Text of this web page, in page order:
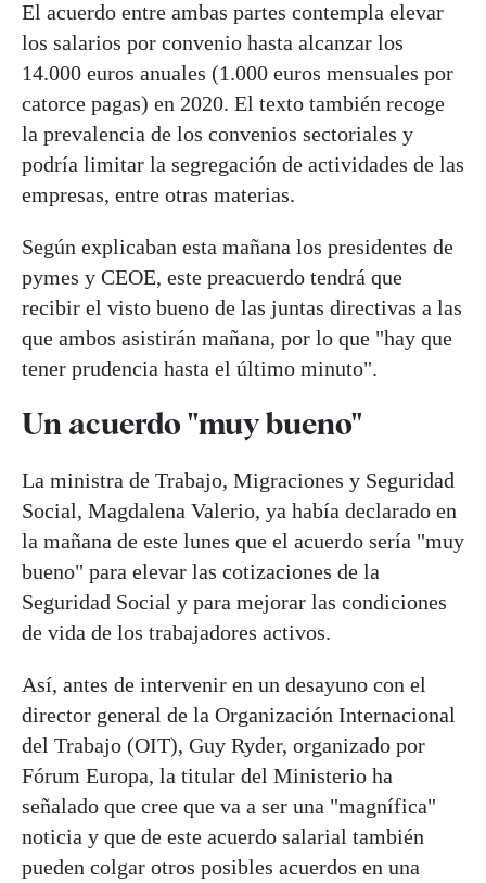
El acuerdo entre ambas partes contempla elevar
los salarios por convenio hasta alcanzar los
14.000 euros anuales (1.000 euros mensuales por
catorce pagas) en 2020. El texto también recoge
la prevalencia de los convenios sectoriales y
podría limitar la segregación de actividades de las
empresas, entre otras materias.
Según explicaban esta mañana los presidentes de
pymes y CEOE, este preacuerdo tendrá que
recibir el visto bueno de las juntas directivas a las
que ambos asistirán mañana, por lo que "hay que
tener prudencia hasta el último minuto".
Un acuerdo "muy bueno"
La ministra de Trabajo, Migraciones y Seguridad
Social, Magdalena Valerio, ya había declarado en
la mañana de este lunes que el acuerdo sería "muy
bueno" para elevar las cotizaciones de la
Seguridad Social y para mejorar las condiciones
de vida de los trabajadores activos.
Así, antes de intervenir en un desayuno con el
director general de la Organización Internacional
del Trabajo (OIT), Guy Ryder, organizado por
Fórum Europa, la titular del Ministerio ha
señalado que cree que va a ser una "magnífica"
noticia y que de este acuerdo salarial también
pueden colgar otros posibles acuerdos en una